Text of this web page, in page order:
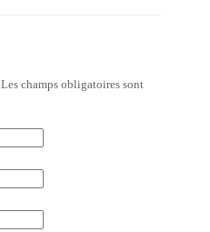
Les champs obligatoires sont